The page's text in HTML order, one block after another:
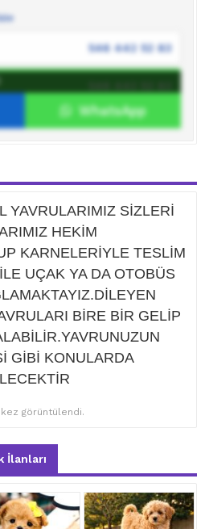
546 442 52 83
mesaj gönder
WhatsApp
YAVRULARIMIZ SİZLERİ
HEKİM
KARNELERİYLE TESLİM
UÇAK YA DA OTOBÜS
BİRE BİR GELİP
GİBİ KONULARDA
görüntülendi.
İlanları